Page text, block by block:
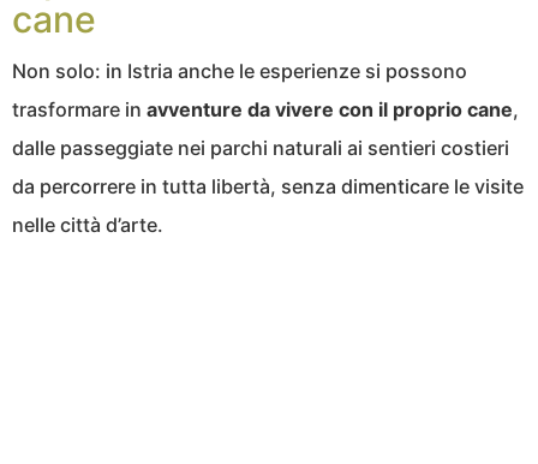
cane
Non solo: in Istria anche le esperienze si possono
trasformare in avventure da vivere con il proprio cane,
dalle passeggiate nei parchi naturali ai sentieri costieri
da percorrere in tutta libertà, senza dimenticare le visite
nelle città d’arte.